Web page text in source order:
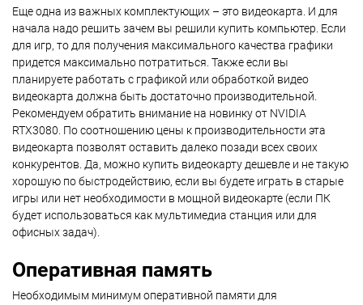
Еще одна из важных комплектующих – это видеокарта. И для
начала надо решить зачем вы решили купить компьютер. Если
для игр, то для получения максимального качества графики
придется максимально потратиться. Также если вы
планируете работать с графикой или обработкой видео
видеокарта должна быть достаточно производительной.
Рекомендуем обратить внимание на новинку от NVIDIA
RTX3080. По соотношению цены к производительности эта
видеокарта позволят оставить далеко позади всех своих
конкурентов. Да, можно купить видеокарту дешевле и не такую
хорошую по быстродействию, если вы будете играть в старые
игры или нет необходимости в мощной видеокарте (если ПК
будет использоваться как мультимедиа станция или для
офисных задач).
Оперативная память
Необходимым минимум оперативной памяти для